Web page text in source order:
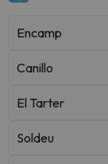
Encamp
Canillo
El Tarter
Soldeu